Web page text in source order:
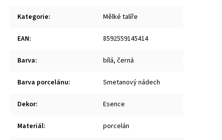
Kategorie: Mělké talíře
EAN: 8592559145414
Barva: bílá, černá
Barva porcelánu: Smetanový nádech
Dekor: Esence
Materiál: porcelán